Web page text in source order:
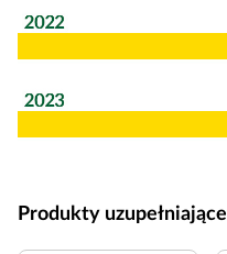
Produkty uzupełniające